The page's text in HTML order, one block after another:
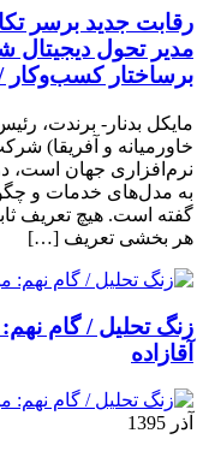
رقابت جدید برسر
مدیر تحول دیجیتال
برساختار کسب‌وکار /
خاورمیانه و آفریقا)
نرم‌افزاری جهان است،
به مدل‌های خدمات و
گفته است. هیچ تعریف
هر بخشی تعریف […]
زنگ تحلیل / گام
آقازاده
آذر 1395